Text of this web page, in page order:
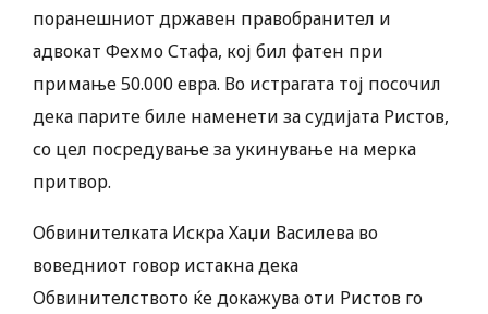
поранешниот државен правобранител и
адвокат Фехмо Стафа, кој бил фатен при
примање 50.000 евра. Во истрагата тој посочил
дека парите биле наменети за судијата Ристов,
со цел посредување за укинување на мерка
притвор.
Обвинителката Искра Хаџи Василева во
воведниот говор истакна дека
Обвинителството ќе докажува оти Ристов го